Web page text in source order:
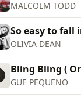
MALCOLM TODD
So easy to fall
OLIVIA DEAN
Bling Bling (
GUE PEQUENO